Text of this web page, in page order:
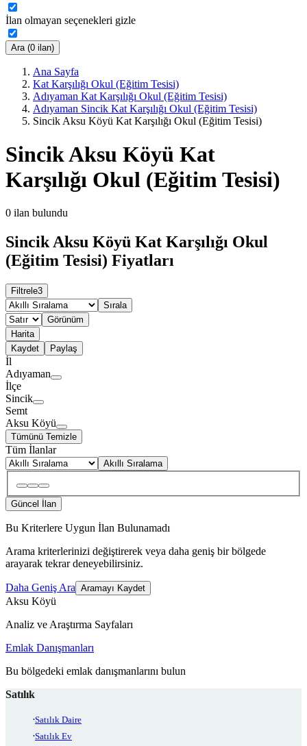
İlan olmayan seçenekleri gizle
Ara (0 ilan)
Ana Sayfa
Kat Karşılığı Okul (Eğitim Tesisi)
Adıyaman Kat Karşılığı Okul (Eğitim Tesisi)
Adıyaman Sincik Kat Karşılığı Okul (Eğitim Tesisi)
Sincik Aksu Köyü Kat Karşılığı Okul (Eğitim Tesisi)
Sincik Aksu Köyü Kat
Karşılığı Okul (Eğitim Tesisi)
0 ilan bulundu
Sincik Aksu Köyü Kat Karşılığı Okul
(Eğitim Tesisi) Fiyatları
Filtrele3
Sırala
Görünüm
Harita
Kaydet
Paylaş
İl
Adıyaman
İlçe
Sincik
Semt
Aksu Köyü
Tümünü Temizle
Tüm İlanlar
Akıllı Sıralama
Güncel İlan
Bu Kriterlere Uygun İlan Bulunamadı
Arama kriterlerinizi değiştirerek veya daha geniş bir bölgede
arayarak tekrar deneyebilirsiniz.
Daha Geniş Ara Aramayı Kaydet
Aksu Köyü
Analiz ve Araştırma Sayfaları
Emlak Danışmanları
Bu bölgedeki emlak danışmanlarını bulun
Satılık
Satılık Daire
Satılık Ev